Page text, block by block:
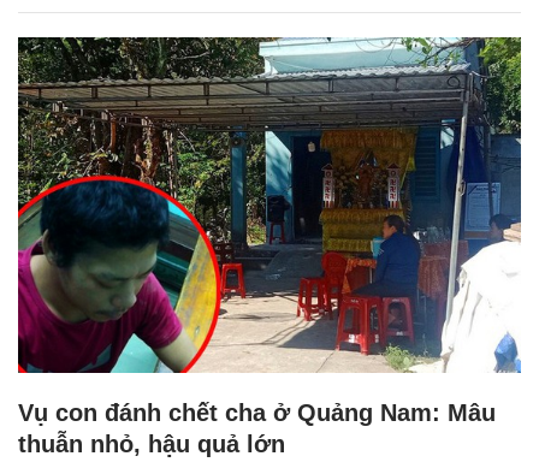
Vụ con đánh chết cha ở Quảng Nam: Mâu
thuẫn nhỏ, hậu quả lớn